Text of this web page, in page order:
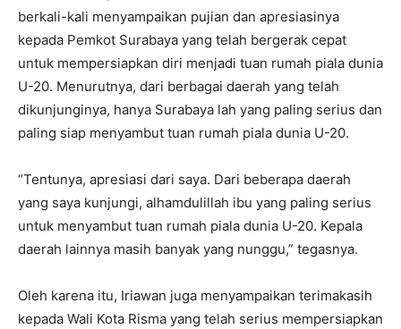
berkali-kali menyampaikan pujian dan apresiasinya
kepada Pemkot Surabaya yang telah bergerak cepat
untuk mempersiapkan diri menjadi tuan rumah piala dunia
U-20. Menurutnya, dari berbagai daerah yang telah
dikunjunginya, hanya Surabaya lah yang paling serius dan
paling siap menyambut tuan rumah piala dunia U-20.
“Tentunya, apresiasi dari saya. Dari beberapa daerah
yang saya kunjungi, alhamdulillah ibu yang paling serius
untuk menyambut tuan rumah piala dunia U-20. Kepala
daerah lainnya masih banyak yang nunggu,” tegasnya.
Oleh karena itu, Iriawan juga menyampaikan terimakasih
kepada Wali Kota Risma yang telah serius mempersiapkan